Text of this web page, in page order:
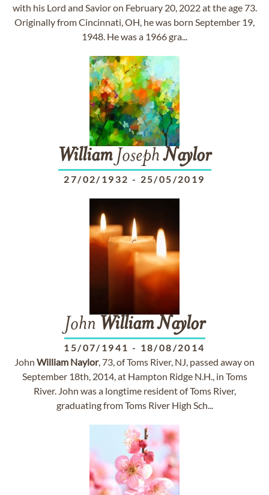
with his Lord and Savior on February 20, 2022 at the age 73.
Originally from Cincinnati, OH, he was born September 19,
1948. He was a 1966 gra...
WilliamJosephNaylor
27/02/1932 - 25/05/2019
John WilliamNaylor
15/07/1941 - 18/08/2014
John William Naylor, 73, of Toms River, NJ, passed away on
September 18th, 2014, at Hampton Ridge N.H., in Toms
River. John was a longtime resident of Toms River,
graduating from Toms River High Sch...